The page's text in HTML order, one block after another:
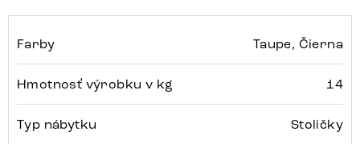
Farby Taupe, Čierna
Hmotnosť výrobku v kg 14
Typ nábytku Stoličky